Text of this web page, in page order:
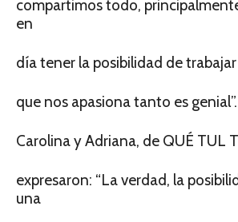
compartimos todo,
en
día tener la posibilidad de
que nos apasiona tanto es
Carolina y Adriana, de QUÉ TUL
expresaron: “La verdad, la
una